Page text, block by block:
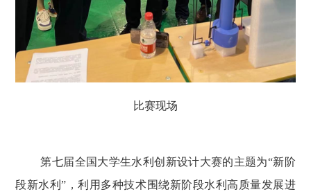
比赛现场
第七届全国大学生水利创新设计大赛的主题为“新阶
段新水利”，利用多种技术围绕新阶段水利高质量发展进